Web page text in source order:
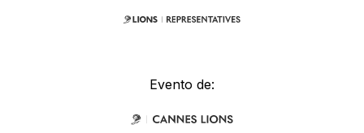
Evento de: